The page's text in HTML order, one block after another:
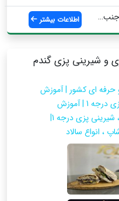
... اطلاعات بیشتر
و شیرینی پزی گندم
حرفه ای کشور | آموزش
آشپزی درجه 2 و آشپزی درجه 1 | آموزش
شیرینی پزی درجه 2 ، شیرینی پزی درجه 1|
، انواع سالاد